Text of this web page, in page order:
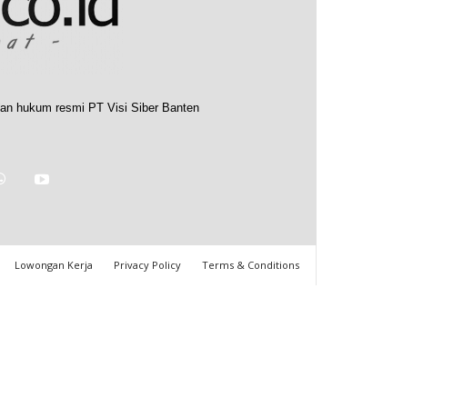
hukum resmi PT Visi Siber Banten
Lowongan Kerja Privacy Policy Terms & Conditions